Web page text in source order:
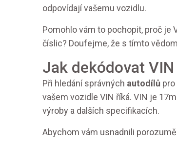
odpovídají vašemu vozidlu.
Pomohlo vám to pochopit, proč je
číslic? Doufejme, že s tímto
Jak dekódovat VIN
Při hledání správných autodílů pro
vašem vozidle VIN říká. VIN je
výroby a dalších specifikacích.
Abychom vám usnadnili